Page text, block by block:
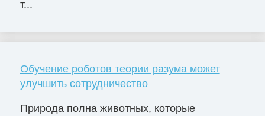
т...
Обучение роботов теории разума может
улучшить сотрудничество
Природа полна животных, которые